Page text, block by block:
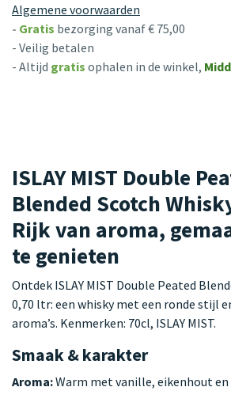
Algemene voorwaarden
- Gratis bezorging vanaf € 75,00
- Veilig betalen
- Altijd gratis ophalen in de winkel,
ISLAY MIST Double
Blended Scotch
Rijk van aroma,
te genieten
Ontdek ISLAY MIST Double Peated
0,70 ltr: een whisky met een ronde stijl
aroma’s. Kenmerken: 70cl, ISLAY MIST.
Smaak & karakter
Aroma:Warm met vanille, eikenhout en